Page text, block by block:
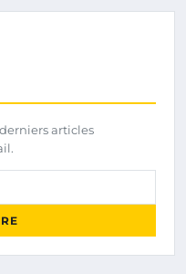
articles